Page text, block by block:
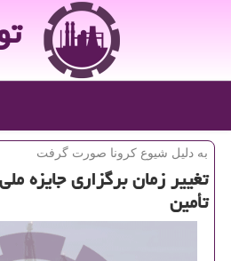
به دلیل شیوع كرونا صورت گرفت
تغییر زمان برگزاری جایزه
تأمین